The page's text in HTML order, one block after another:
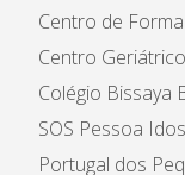
Centro de
Centro
Colégio Bissaya
SOS Pessoa
Portugal dos